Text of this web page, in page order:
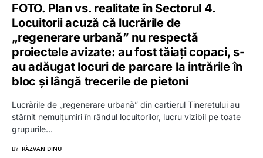
FOTO. Plan vs. realitate în Sectorul 4.
Locuitorii acuză că lucrările de
„regenerare urbană” nu respectă
proiectele avizate: au fost tăiați copaci, s-
au adăugat locuri de parcare la intrările în
bloc și lângă trecerile de pietoni
Lucrările de „regenerare urbană” din cartierul Tineretului au
stârnit nemulțumiri în rândul locuitorilor, lucru vizibil pe toate
grupurile…
BY RĂZVAN DINU